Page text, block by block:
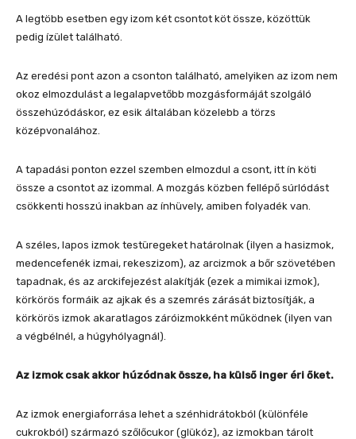
A legtöbb esetben egy izom két csontot köt össze, közöttük
pedig ízület található.
Az eredési pont azon a csonton található, amelyiken az izom nem
okoz elmozdulást a legalapvetőbb mozgásformáját szolgáló
összehúzódáskor, ez esik általában közelebb a törzs
középvonalához.
A tapadási ponton ezzel szemben elmozdul a csont, itt ín köti
össze a csontot az izommal. A mozgás közben fellépő súrlódást
csökkenti hosszú inakban az ínhüvely, amiben folyadék van.
A széles, lapos izmok testüregeket határolnak (ilyen a hasizmok,
medencefenék izmai, rekeszizom), az arcizmok a bőr szövetében
tapadnak, és az arckifejezést alakítják (ezek a mimikai izmok),
körkörös formáik az ajkak és a szemrés zárását biztosítják, a
körkörös izmok akaratlagos záróizmokként működnek (ilyen van
a végbélnél, a húgyhólyagnál).
Az izmok csak akkor húzódnak össze, ha külső inger éri őket.
Az izmok energiaforrása lehet a szénhidrátokból (különféle
cukrokból) származó szőlőcukor (glükóz), az izmokban tárolt